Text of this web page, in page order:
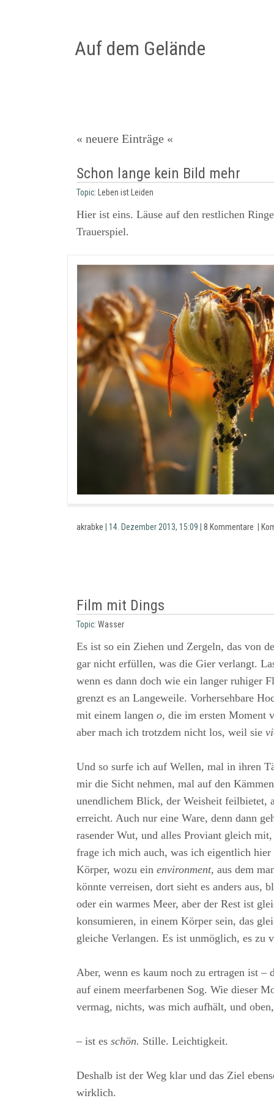
Auf dem Gelände
« neuere Einträge «
Schon lange kein Bild mehr
Topic: Leben ist Leiden
Hier ist eins. Läuse auf den restlichen
Trauerspiel.
akrabke | 14. Dezember 2013, 15:09 | 8 Kommentare
Film mit Dings
Topic: Wasser
Es ist so ein Ziehen und Zergeln, das von
gar nicht erfüllen, was die Gier verlangt.
wenn es dann doch wie ein langer ruhiger
grenzt es an Langeweile. Vorhersehbare
mit einem langen o, die im ersten Moment
aber mach ich trotzdem nicht los, weil sie
Und so surfe ich auf Wellen, mal in ihren
mir die Sicht nehmen, mal auf den
unendlichem Blick, der Weisheit feilbietet,
erreicht. Auch nur eine Ware, denn dann
rasender Wut, und alles Proviant gleich
frage ich mich auch, was ich eigentlich hier
Körper, wozu ein environment, aus dem
könnte verreisen, dort sieht es anders aus,
oder ein warmes Meer, aber der Rest ist
konsumieren, in einem Körper sein, das
gleiche Verlangen. Es ist unmöglich, es zu
Aber, wenn es kaum noch zu ertragen ist –
auf einem meerfarbenen Sog. Wie dieser
vermag, nichts, was mich aufhält, und
– ist es schön. Stille. Leichtigkeit.
Deshalb ist der Weg klar und das Ziel
wirklich.